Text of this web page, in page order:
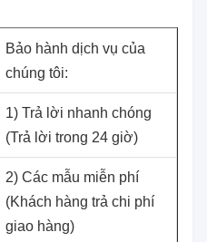
Bảo hành dịch vụ của
chúng tôi:
1) Trả lời nhanh chóng
(Trả lời trong 24 giờ)
2) Các mẫu miễn phí
(Khách hàng trả chi phí
giao hàng)